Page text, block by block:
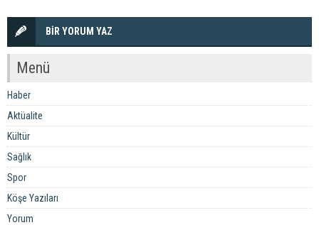
BİR YORUM YAZ
Menü
Haber
Aktüalite
Kültür
Sağlık
Spor
Köşe Yazıları
Yorum